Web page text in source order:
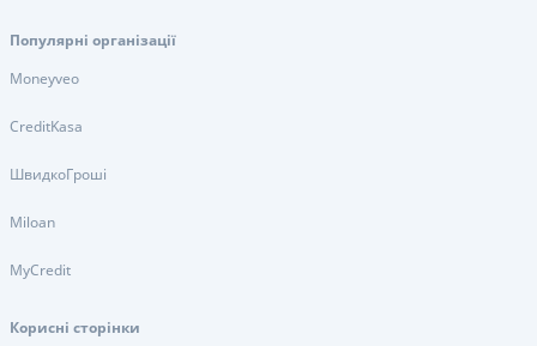
Популярні організації
Moneyveo
CreditKasa
ШвидкоГроші
Miloan
MyCredit
Корисні сторінки